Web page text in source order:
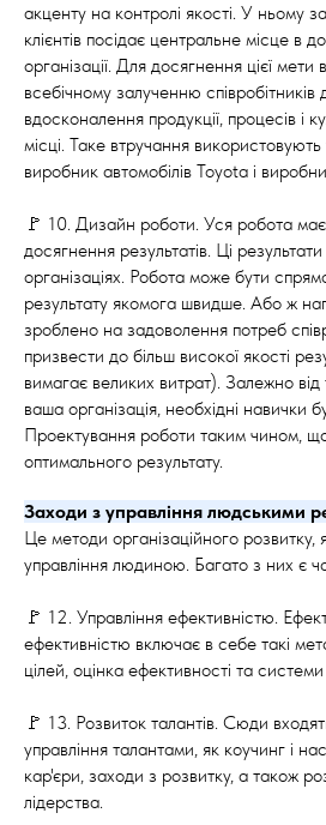
акценту на контролі якості. У ньому
клієнтів посідає центральне місце в
організації. Для досягнення цієї мети
всебічному залученню
вдосконалення продукції, процесів і
місці. Таке втручання використовують
виробник автомобілів Toyota і
🚩 10. Дизайн роботи. Уся робота
досягнення результатів. Ці результати
організаціях. Робота може бути
результату якомога швидше. Або ж
зроблено на задоволення потреб
призвести до більш високої якості
вимагає великих витрат). Залежно від
ваша організація, необхідні навички
Проектування роботи таким чином,
оптимального результату.
Заходи з управління людськими
Це методи організаційного розвитку,
управління людиною. Багато з них є
🚩 12. Управління ефективністю.
ефективністю включає в себе такі
цілей, оцінка ефективності та
🚩 13. Розвиток талантів. Сюди
управління талантами, як коучинг і
кар'єри, заходи з розвитку, а також
лідерства.